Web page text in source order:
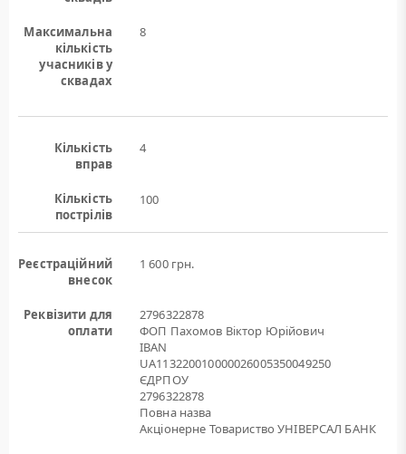
Максимальна
кількість
учасників у
сквадах
8
Кількість
вправ
4
Кількість
пострілів
100
Реєстраційний
внесок
1 600 грн.
Реквізити для
оплати
2796322878
ФОП Пахомов Віктор Юрійович
IBAN
UA113220010000026005350049250
ЄДРПОУ
2796322878
Повна назва
Акціонерне Товариство УНІВЕРСАЛ БАНК